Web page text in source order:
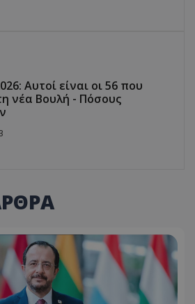
Αυτοί είναι οι 56 που
νέα Βουλή - Πόσους